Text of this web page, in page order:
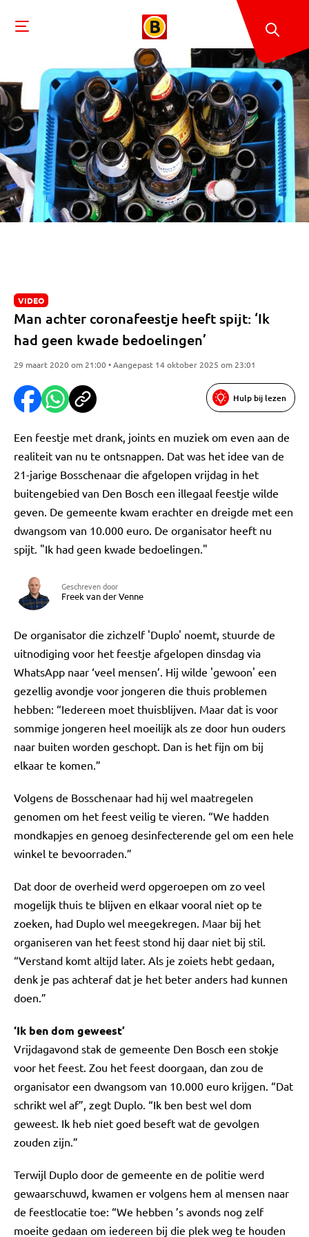
VIDEO
Man achter coronafeestje heeft spijt: ‘Ik
had geen kwade bedoelingen’
29 maart 2020 om 21:00 • Aangepast 14 oktober 2025 om 23:01
Hulp bij lezen
Een feestje met drank, joints en muziek om even aan de
realiteit van nu te ontsnappen. Dat was het idee van de
21-jarige Bosschenaar die afgelopen vrijdag in het
buitengebied van Den Bosch een illegaal feestje wilde
geven. De gemeente kwam erachter en dreigde met een
dwangsom van 10.000 euro. De organisator heeft nu
spijt. "Ik had geen kwade bedoelingen."
Geschreven door
Freek van der Venne
De organisator die zichzelf 'Duplo' noemt, stuurde de
uitnodiging voor het feestje afgelopen dinsdag via
WhatsApp naar ‘veel mensen’. Hij wilde 'gewoon' een
gezellig avondje voor jongeren die thuis problemen
hebben: “Iedereen moet thuisblijven. Maar dat is voor
sommige jongeren heel moeilijk als ze door hun ouders
naar buiten worden geschopt. Dan is het fijn om bij
elkaar te komen.”
Volgens de Bosschenaar had hij wel maatregelen
genomen om het feest veilig te vieren. “We hadden
mondkapjes en genoeg desinfecterende gel om een hele
winkel te bevoorraden.”
Dat door de overheid werd opgeroepen om zo veel
mogelijk thuis te blijven en elkaar vooral niet op te
zoeken, had Duplo wel meegekregen. Maar bij het
organiseren van het feest stond hij daar niet bij stil.
“Verstand komt altijd later. Als je zoiets hebt gedaan,
denk je pas achteraf dat je het beter anders had kunnen
doen.”
‘Ik ben dom geweest’
Vrijdagavond stak de gemeente Den Bosch een stokje
voor het feest. Zou het feest doorgaan, dan zou de
organisator een dwangsom van 10.000 euro krijgen. “Dat
schrikt wel af”, zegt Duplo. “Ik ben best wel dom
geweest. Ik heb niet goed beseft wat de gevolgen
zouden zijn.”
Terwijl Duplo door de gemeente en de politie werd
gewaarschuwd, kwamen er volgens hem al mensen naar
de feestlocatie toe: “We hebben ’s avonds nog zelf
moeite gedaan om iedereen bij die plek weg te houden